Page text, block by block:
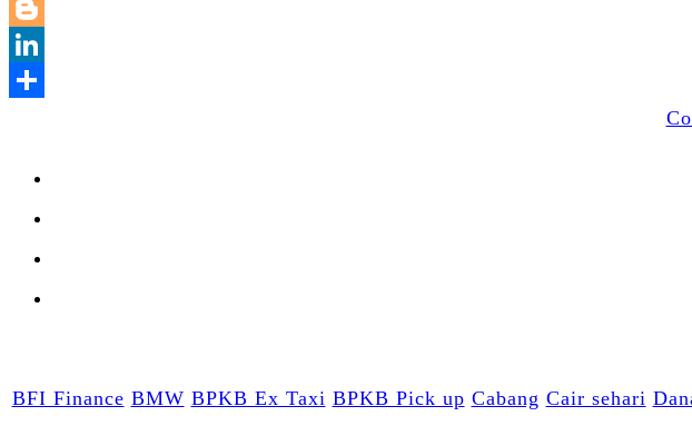
BFI Finance BMW BPKB Ex Taxi BPKB Pick up Cabang Cair sehari